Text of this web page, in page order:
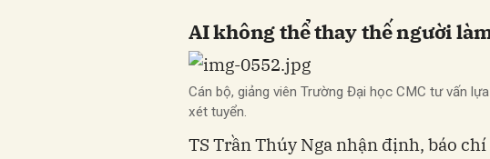
AI không thể thay thế người
Cán bộ, giảng viên Trường Đại học CMC tư vấn
xét tuyển.
TS Trần Thúy Nga nhận định, báo